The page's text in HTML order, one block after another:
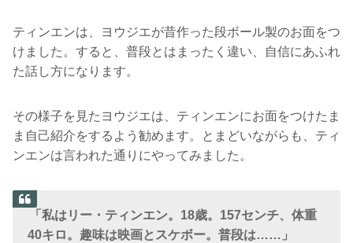
ティンエンは、ヨウジエが昔作った段ボール製のお面をつ
けました。すると、普段とはまったく違い、自信にあふれ
た話し方になります。
その様子を見たヨウジエは、ティンエンにお面をつけたま
ま自己紹介をするよう勧めます。とまどいながらも、ティ
ンエンは言われた通りにやってみました。
「私はリー・ティンエン。18歳。157センチ、体重
40キロ。趣味は映画とスケボー。普段は……」